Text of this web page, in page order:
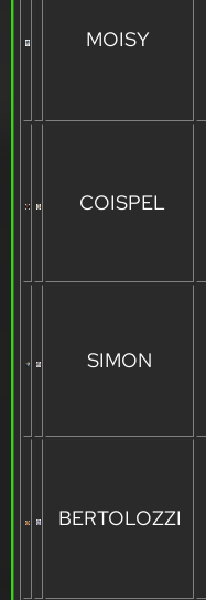
MOISY
COISPEL
SIMON
BERTOLOZZI